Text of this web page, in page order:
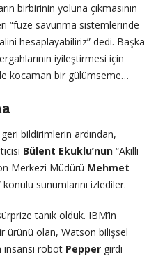
birbirinin yoluna çıkmasının
“füze savunma sistemlerinde
hesaplayabiliriz” dedi. Başka
iyileştirmesi için
kocaman bir gülümseme…
bildirimlerin ardından,
Bülent Ekuklu’nun“Akıllı
Merkezi Müdürü Mehmet
konulu sunumlarını izlediler.
tanık olduk. IBM’in
ürünü olan, Watson bilişsel
robot Peppergirdi